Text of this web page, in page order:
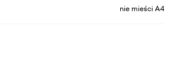
nie mieści A4